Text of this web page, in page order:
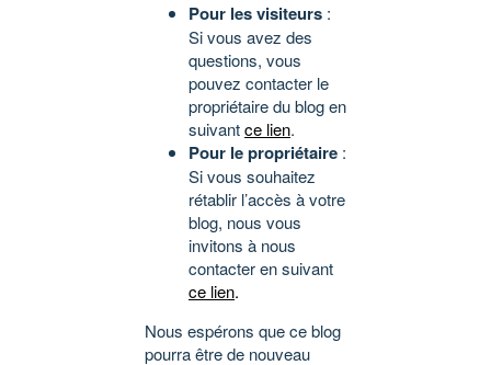
Pour les visiteurs :
Si vous avez des
questions, vous
pouvez contacter le
propriétaire du blog en
suivantce lien.
Pour le propriétaire :
Si vous souhaitez
rétablir l’accès à votre
blog, nous vous
invitons à nous
contacter en suivant
ce lien.
Nous espérons que ce blog
pourra être de nouveau